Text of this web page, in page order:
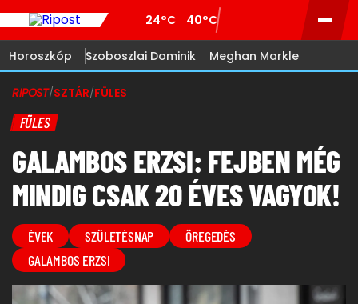
24°C 40°C
Horoszkóp Szoboszlai Dominik Meghan Markle
RIPOST/SZTÁR/FÜLES
FÜLES
GALAMBOS ERZSI: FEJBEN MÉG
MINDIG CSAK 20 ÉVES VAGYOK!
ÉVEK SZÜLETÉSNAP
ÖREGEDÉS
GALAMBOS ERZSI